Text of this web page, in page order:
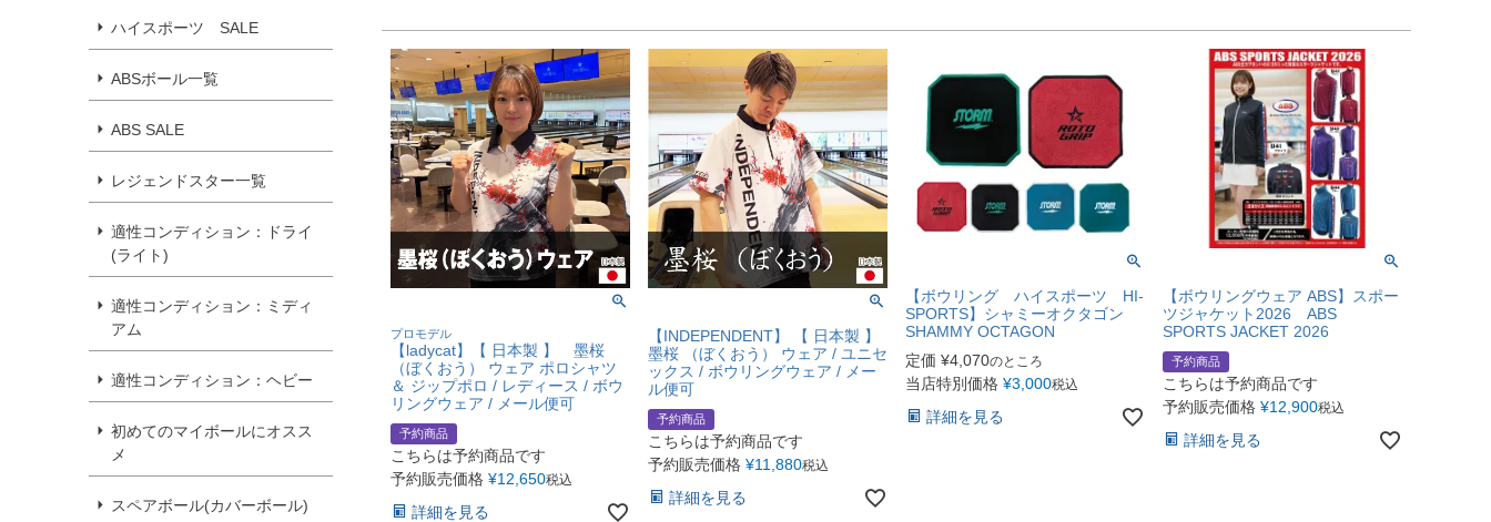
ハイスポーツ SALE
ABSボール一覧
ABS SALE
レジェンドスター一覧
適性コンディション：ドライ
(ライト)
適性コンディション：ミディ
アム
適性コンディション：ヘビー
初めてのマイボールにオスス
メ
スペアボール(カバーボール)
プロモデル
【ladycat】【 日本製 】 墨桜
（ぼくおう） ウェア ポロシャツ
＆ ジップポロ / レディース / ボウ
リングウェア / メール便可
予約商品
こちらは予約商品です
予約販売価格 ¥12,650税込
詳細を見る
【INDEPENDENT】 【 日本製 】
墨桜 （ぼくおう） ウェア / ユニセ
ックス / ボウリングウェア / メー
ル便可
予約商品
こちらは予約商品です
予約販売価格 ¥11,880税込
詳細を見る
【ボウリング ハイスポーツ HI-
SPORTS】シャミーオクタゴン
SHAMMY OCTAGON
定価 ¥4,070のところ
当店特別価格 ¥3,000税込
詳細を見る
【ボウリングウェア ABS】スポー
ツジャケット2026 ABS
SPORTS JACKET 2026
予約商品
こちらは予約商品です
予約販売価格 ¥12,900税込
詳細を見る